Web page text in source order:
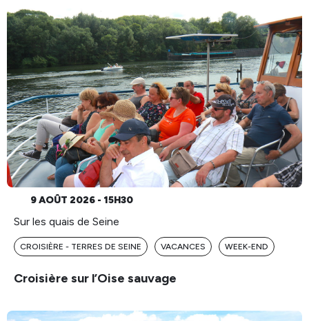
9 AOÛT 2026 - 15H30
Sur les quais de Seine
CROISIÈRE - TERRES DE SEINE VACANCES WEEK-END
Croisière sur l’Oise sauvage